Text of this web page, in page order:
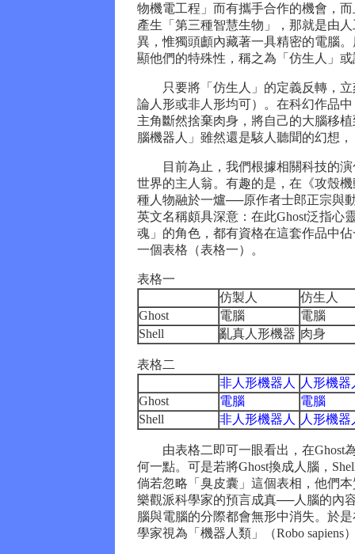
物機電工程」而有攜手合作的機會，
產生「第三種智慧生物」，那就是由
異，惟獨頭顱內藏著一具精密的電腦
顯他們的特殊性，稱之為「仿生人」
只要將「仿生人」的定義反轉，立
論人形或非人形均可）。在科幻作品
主角斷然捨棄肉身，將自己的大腦移
腦機器人」雖然還是駭人聽聞的幻想
目前為止，我們根據相關科技的演
世界的主人翁。有趣的是，在《攻殼
種人物融於一爐──原作者士郎正宗與
英文名稱頗具深意：在此Ghost泛指心
魂」的角色，都有資格在這套作品中
一個表格（表格一）。
表格一
仿製人
仿生人
Ghost
電腦
電腦
Shell
亂真人形機器 肉身
表格二
非人形機器人
人形機器
Ghost
電腦
電腦
Shell
非人形機器人 人形機器
由表格二即可一眼看出，在Ghost為
何一點。可是若將Ghost換成人腦，
倘若忽略「臭皮囊」這個表相，他們
樂觀派科學家的預言成真──人腦的內
腦與電腦的分際都會無形中消失。於
學家視為「機器人類」（Robo sapiens